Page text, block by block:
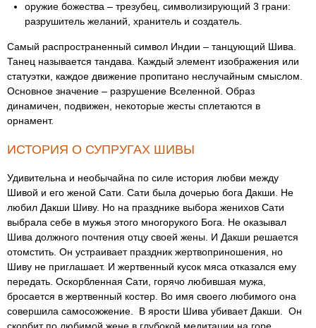
оружие божества – трезубец, символизирующий 3 грани:
разрушитель желаний, хранитель и создатель.
Самый распространенный символ Индии – танцующий Шива.
Танец называется тандава. Каждый элемент изображения или
статуэтки, каждое движение пропитано неслучайным смыслом.
Основное значение – разрушение Вселенной. Образ
динамичен, подвижен, некоторые жесты сплетаются в
орнамент.
ИСТОРИЯ О СУПРУГАХ ШИВЫ
Удивительна и необычайна по силе история любви между
Шивой и его женой Сати. Сати была дочерью бога Дакши. Не
любил Дакши Шиву. Но на празднике выбора женихов Сати
выбрала себе в мужья этого многорукого Бога. Не оказывал
Шива должного почтения отцу своей жены. И Дакши решается
отомстить. Он устраивает праздник жертвоприношения, но
Шиву не приглашает. И жертвенный кусок мяса отказался ему
передать. Оскорбленная Сати, горячо любившая мужа,
бросается в жертвенный костер. Во имя своего любимого она
совершила самосожжение. В ярости Шива убивает Дакши. Он